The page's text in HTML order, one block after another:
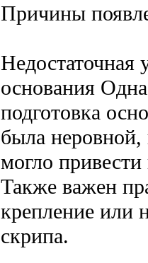
Причины
Недостаточная
основания
подготовка
была
могло
Также важен
крепление или
скрипа.